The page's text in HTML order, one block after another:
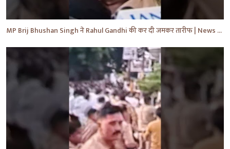
MP Brij Bhushan Singh ने Rahul Gandhi की कर दी जमकर तारीफ | News | Breaking | #shorts #yt #news